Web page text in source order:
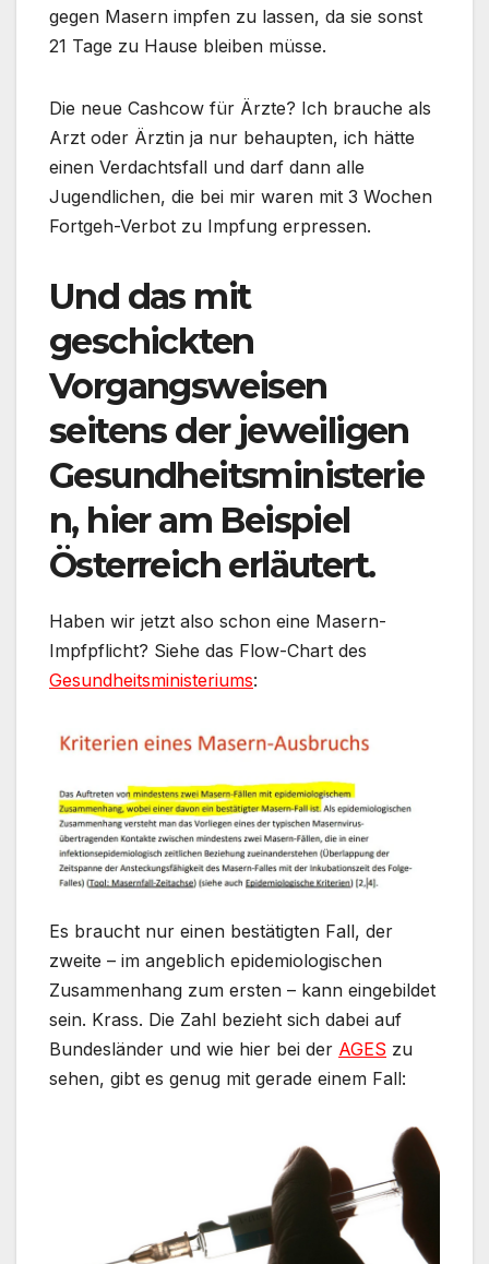
gegen Masern impfen zu lassen, da sie sonst
21 Tage zu Hause bleiben müsse.
Die neue Cashcow für Ärzte? Ich brauche als
Arzt oder Ärztin ja nur behaupten, ich hätte
einen Verdachtsfall und darf dann alle
Jugendlichen, die bei mir waren mit 3 Wochen
Fortgeh-Verbot zu Impfung erpressen.
Und das mit
geschickten
Vorgangsweisen
seitens der jeweiligen
Gesundheitsministerie
n, hier am Beispiel
Österreich erläutert.
Haben wir jetzt also schon eine Masern-
Impfpflicht? Siehe das Flow-Chart des
Gesundheitsministeriums:
Es braucht nur einen bestätigten Fall, der
zweite – im angeblich epidemiologischen
Zusammenhang zum ersten – kann eingebildet
sein. Krass. Die Zahl bezieht sich dabei auf
Bundesländer und wie hier bei der AGES zu
sehen, gibt es genug mit gerade einem Fall: